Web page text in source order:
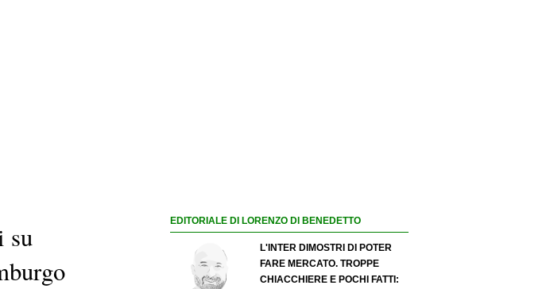
su
EDITORIALE DI LORENZO DI BENEDETTO
L'INTER DIMOSTRI DI POTER
FARE MERCATO. TROPPE
CHIACCHIERE E POCHI FATTI: